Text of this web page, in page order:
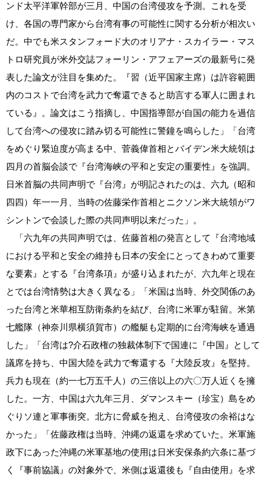
ンド太平洋軍幹部が三月、中国の台湾侵攻を予測。これを受
け、各国の専門家から台湾有事の可能性に関する分析が相次い
だ。中でも米スタンフォード大のオリアナ・スカイラー・マス
トロ研究員が米外交誌フォーリン・アフェアーズの最新号に発
表した論文が注目を集めた。『習（近平国家主席）は許容範囲
内のコストで台湾を武力で奪還できると助言する軍人に囲まれ
ている』。論文はこう指摘し、中国指導部が自国の能力を過信
して台湾への侵攻に踏み切る可能性に警鐘を鳴らした」「台湾
をめぐり緊迫度が高まる中、菅義偉首相とバイデン米大統領は
四月の首脳会談で『台湾海峡の平和と安定の重要性』を強調。
日米首脳の共同声明で『台湾』が明記されたのは、六九（昭和
四四）年一一月、当時の佐藤栄作首相とニクソン米大統領がワ
シントンで会談した際の共同声明以来だった」。
「六九年の共同声明では、佐藤首相の発言として『台湾地域
における平和と安全の維持も日本の安全にとってきわめて重要
な要素』とする『台湾条項』が盛り込まれたが、六九年と現在
とでは台湾情勢は大きく異なる」「米国は当時、外交関係のあ
った台湾と米華相互防衛条約を結び、台湾に米軍が駐留。米第
七艦隊（神奈川県横須賀市）の艦艇も定期的に台湾海峡を通過
した」「台湾は?介石政権の独裁体制下で国連に『中国』として
議席を持ち、中国大陸を武力で奪還する『大陸反攻』を堅持。
兵力も現在（約一七万五千人）の三倍以上の六〇万人近くを擁
した。一方、中国は六九年三月、ダマンスキー（珍宝）島をめ
ぐりソ連と軍事衝突。北方に脅威を抱え、台湾侵攻の余裕はな
かった」「佐藤政権は当時、沖縄の返還を求めていた。米軍施
政下にあった沖縄の米軍基地の使用は日米安保条約六条に基づ
く『事前協議』の対象外で、米側は返還後も『自由使用』を求